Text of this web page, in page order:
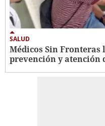
SALUD
Médicos Sin Fronteras
prevención y atención